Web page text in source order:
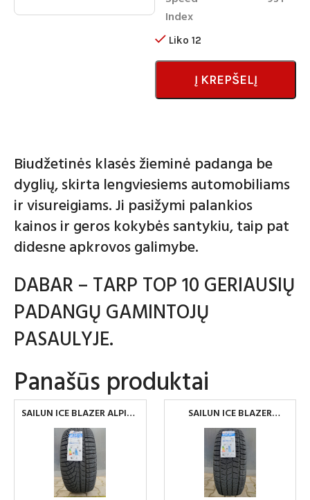
Index
Liko 12
Į KREPŠELĮ
Biudžetinės klasės žieminė padanga be
dyglių, skirta lengviesiems automobiliams
ir visureigiams. Ji pasižymi palankios
kainos ir geros kokybės santykiu, taip pat
didesne apkrovos galimybe.
DABAR – TARP TOP 10 GERIAUSIŲ
PADANGŲ GAMINTOJŲ
PASAULYJE.
Panašūs produktai
SAILUN ICE BLAZER ALPINE
EVO 1 225/45 R18 95V XL
M+S
SAILUN ICE BLAZER
ARCTIC SUV 225/60 R17
99T M+S